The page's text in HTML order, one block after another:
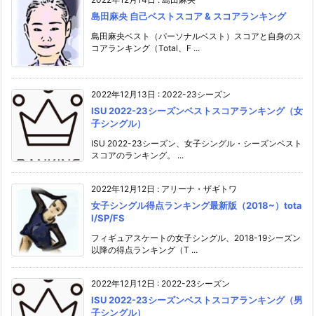
島田麻央 自己ベストスコア & スコアランキング
島田麻央ベスト（パーソナルベスト）スコアと自身のス
コアランキング（Total、F ...
2022年12月13日 : 2022-23シーズン
ISU 2022-23シーズンベストスコアランキング（女
子シングル）
ISU 2022-23シーズン、女子シングル・シーズンベスト
スコアのランキング。 ...
2022年12月12日 : アリーナ・ザギトワ
女子シングル得点ランキング最新版（2018~）tota
l/SP/FS
フィギュアスケートの女子シングル、2018-19シーズン
以降の得点ランキング（T ...
2022年12月12日 : 2022-23シーズン
ISU 2022-23シーズンベストスコアランキング（男
子シングル）